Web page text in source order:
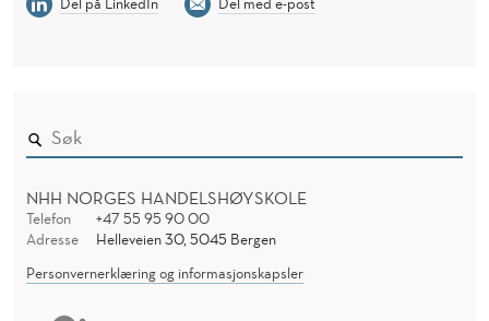
NHH NORGES HANDELSHØYSKOLE
Telefon
+47 55 95 90 00
Adresse
Helleveien 30, 5045 Bergen
Personvernerklæring og informasjonskapsler